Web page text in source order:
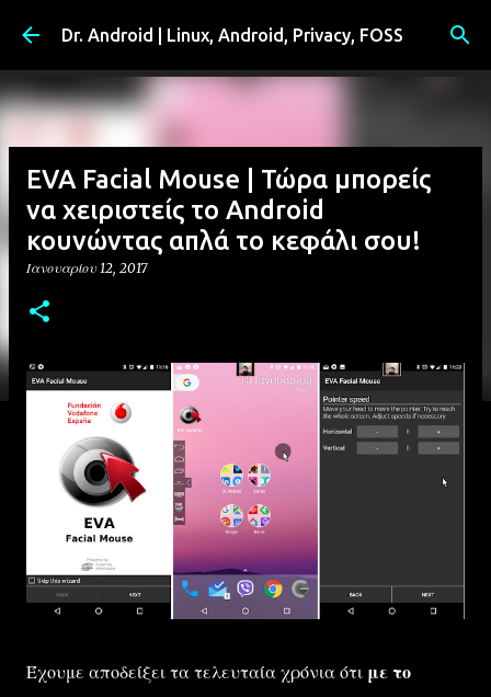
Μετάβαση στο κύριο περιεχόμενο
Dr. Android | Linux, Android, Privacy, FOSS
EVA Facial Mouse | Τώρα μπορείς
να χειριστείς το Android
κουνώντας απλά το κεφάλι σου!
Ιανουαρίου 12, 2017
Έχουμε αποδείξει τα τελευταία χρόνια ότι με το